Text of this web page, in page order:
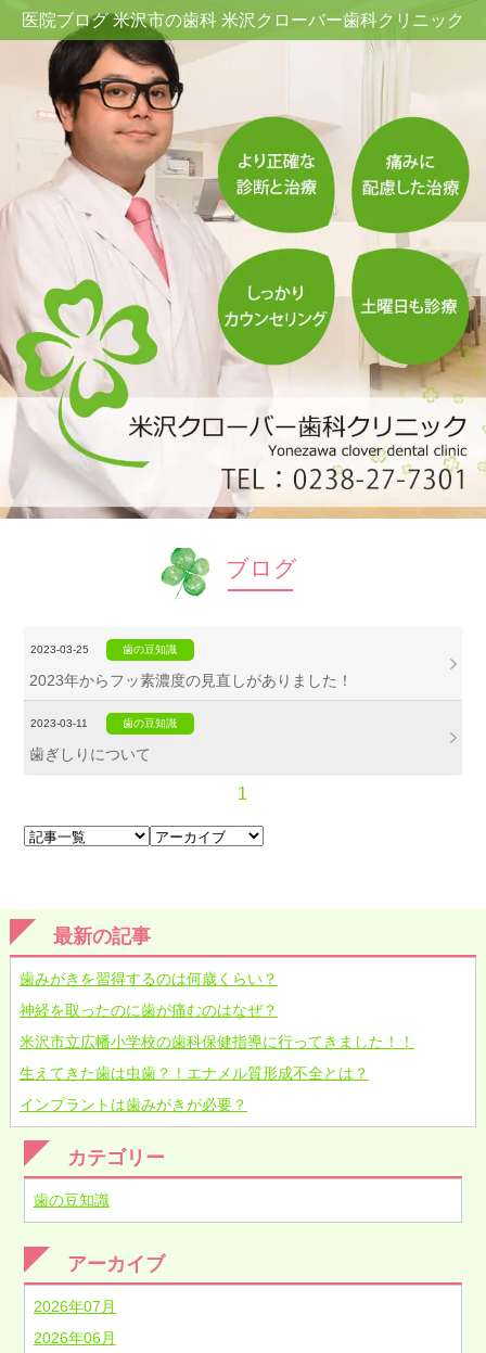
医院ブログ 米沢市の歯科 米沢クローバー歯科クリニック
ブログ
2023-03-25 歯の豆知識
2023年からフッ素濃度の見直しがありました！
2023-03-11 歯の豆知識
歯ぎしりについて
1
最新の記事
歯みがきを習得するのは何歳くらい？
神経を取ったのに歯が痛むのはなぜ？
米沢市立広幡小学校の歯科保健指導に行ってきました！！
生えてきた歯は虫歯？！エナメル質形成不全とは？
インプラントは歯みがきが必要？
カテゴリー
歯の豆知識
アーカイブ
2026年07月
2026年06月